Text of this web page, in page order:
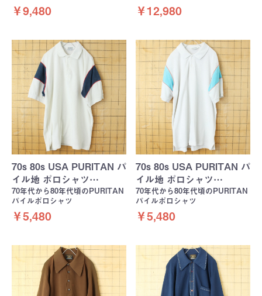
￥9,480 ￥12,980
70s 80s USA PURITAN パ
イル地 ポロシャツ…
70年代から80年代頃のPURITAN
パイルポロシャツ
￥5,480
70s 80s USA PURITAN パ
イル地 ポロシャツ…
70年代から80年代頃のPURITAN
パイルポロシャツ
￥5,480